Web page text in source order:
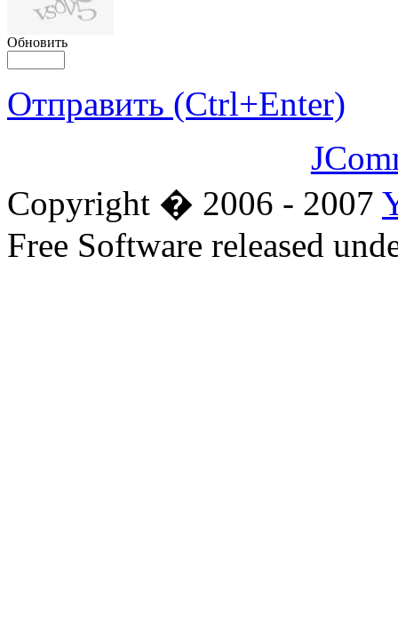
Обновить
Отправить (Ctrl+Enter)
Copyright � 2006 - 2007
Free Software released